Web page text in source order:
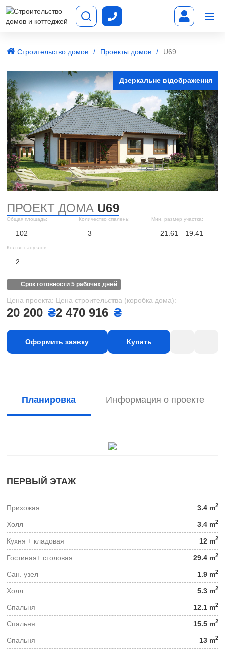
Строительство домов Проекты домов U69
Дзеркальне відображення
ПРОЕКТ ДОМА U69
Общая площадь:
102
Количество спалень:
3
Мин. размер участка:
21.61 19.41
Кол-во санузлов:
2
срок готовности 5 рабочих дней
Цена проекта:
20 200 ₴
Цена строительства (коробка дома):
2 470 916 ₴
Оформить заявку Купить
Планировка Информация о проекте
ПЕРВЫЙ ЭТАЖ
Прихожая 3.4 m2
Холл 3.4 m2
Кухня + кладовая 12 m2
Гостиная+ столовая 29.4 m2
Сан. узел 1.9 m2
Холл 5.3 m2
Спальня 12.1 m2
Спальня 15.5 m2
Спальня 13 m2